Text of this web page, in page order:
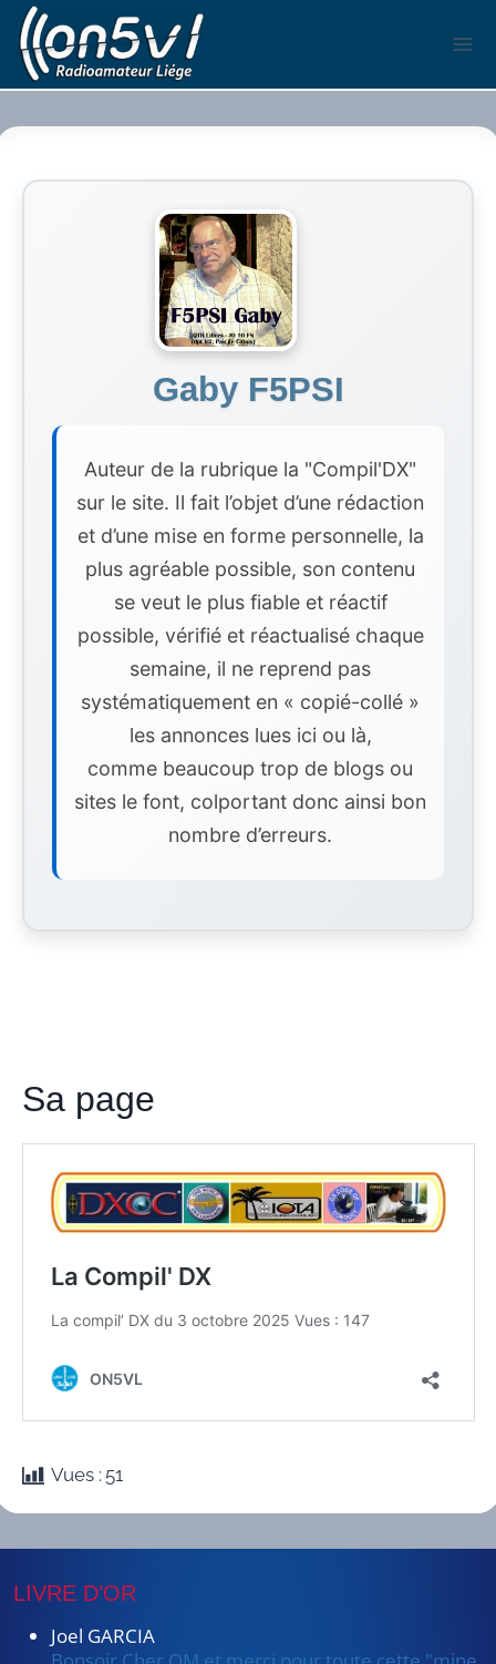
Aller
au
contenu
Gaby F5PSI
Auteur de la rubrique la "Compil'DX"
sur le site. Il fait l’objet d’une rédaction
et d’une mise en forme personnelle, la
plus agréable possible, son contenu
se veut le plus fiable et réactif
possible, vérifié et réactualisé chaque
semaine, il ne reprend pas
systématiquement en « copié-collé »
les annonces lues ici ou là,
comme beaucoup trop de blogs ou
sites le font, colportant donc ainsi bon
nombre d’erreurs.
Sa page
Vues : 51
LIVRE D’OR
Joel GARCIA